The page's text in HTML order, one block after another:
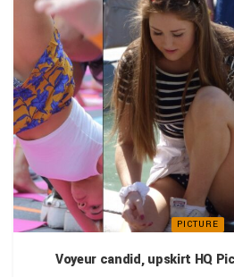
PICTURE
Voyeur candid, upskirt HQ